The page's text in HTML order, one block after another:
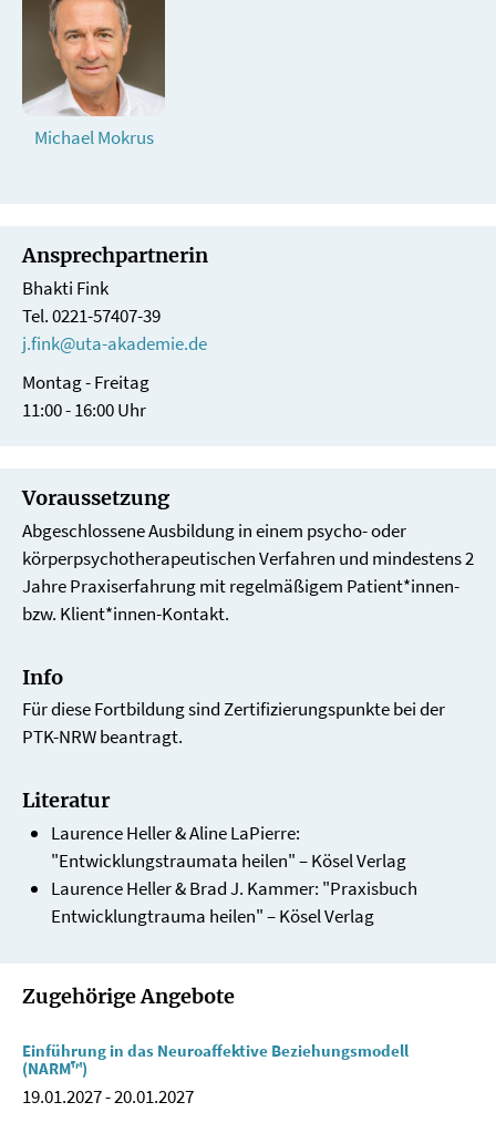
Michael Mokrus
Ansprechpartnerin
Bhakti Fink
Tel. 0221-57407-39
j.fink@uta-akademie.de
Montag - Freitag
11:00 - 16:00 Uhr
Voraussetzung
Abgeschlossene Ausbildung in einem psycho- oder
körperpsychotherapeutischen Verfahren und mindestens 2
Jahre Praxiserfahrung mit regelmäßigem Patient*innen-
bzw. Klient*innen-Kontakt.
Info
Für diese Fortbildung sind Zertifizierungspunkte bei der
PTK-NRW beantragt.
Literatur
Laurence Heller & Aline LaPierre:
"Entwicklungstraumata heilen" – Kösel Verlag
Laurence Heller & Brad J. Kammer: "Praxisbuch
Entwicklungtrauma heilen" – Kösel Verlag
Zugehörige Angebote
Einführung in das Neuroaffektive Beziehungsmodell
(NARM™)
19.01.2027-20.01.2027